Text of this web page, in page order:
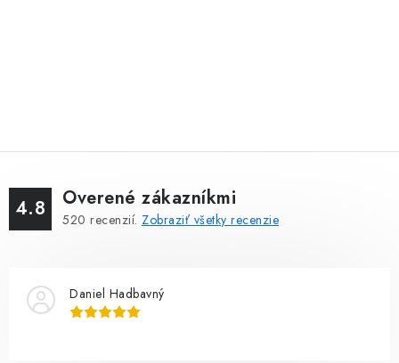
4.8 Overené zákazníkmi
520 recenzií. Zobraziť všetky recenzie
Daniel Hadbavný